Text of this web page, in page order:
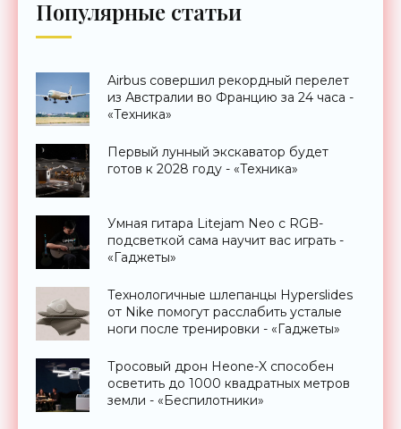
Популярные статьи
Airbus совершил рекордный перелет
из Австралии во Францию за 24 часа -
«Техника»
Первый лунный экскаватор будет
готов к 2028 году - «Техника»
Умная гитара Litejam Neo с RGB-
подсветкой сама научит вас играть -
«Гаджеты»
Технологичные шлепанцы Hyperslides
от Nike помогут расслабить усталые
ноги после тренировки - «Гаджеты»
Тросовый дрон Heone-X способен
осветить до 1000 квадратных метров
земли - «Беспилотники»